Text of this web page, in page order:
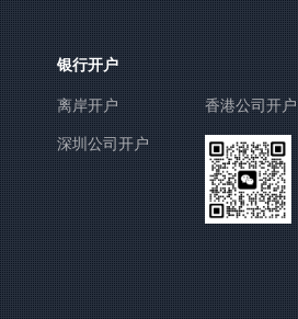
银行开户
离岸开户 香港公司开户
深圳公司开户